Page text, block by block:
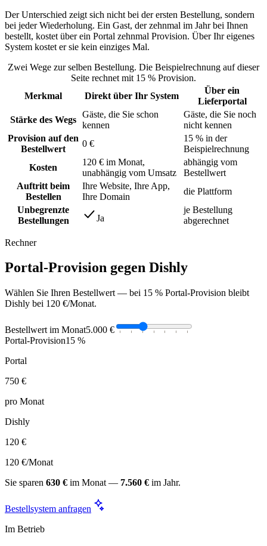
Der Unterschied zeigt sich nicht bei der ersten Bestellung, sondern
bei jeder Wiederholung. Ein Gast, der zehnmal im Jahr bei Ihnen
bestellt, kostet über ein Portal zehnmal Provision. Über Ihr eigenes
System kostet er sie kein einziges Mal.
Zwei Wege zur selben Bestellung. Die Beispielrechnung auf dieser
Seite rechnet mit 15 % Provision.
Merkmal
Direkt über Ihr System
Über ein
Lieferportal
Stärke des Wegs
Gäste, die Sie schon
kennen
Gäste, die Sie noch
nicht kennen
Provision auf den
Bestellwert
0 €
15 % in der
Beispielrechnung
Kosten
120 € im Monat,
unabhängig vom Umsatz
abhängig vom
Bestellwert
Auftritt beim
Bestellen
Ihre Website, Ihre App,
Ihre Domain
die Plattform
Unbegrenzte
Bestellungen
Ja
je Bestellung
abgerechnet
Rechner
Portal-Provision gegen Dishly
Wählen Sie Ihren Bestellwert — bei 15 % Portal-Provision bleibt
Dishly bei 120 €/Monat.
Bestellwert im Monat5.000 €
Portal-Provision15 %
Portal
750 €
pro Monat
Dishly
120 €
120 €/Monat
Sie sparen 630 € im Monat — 7.560 € im Jahr.
Bestellsystem anfragen
Im Betrieb